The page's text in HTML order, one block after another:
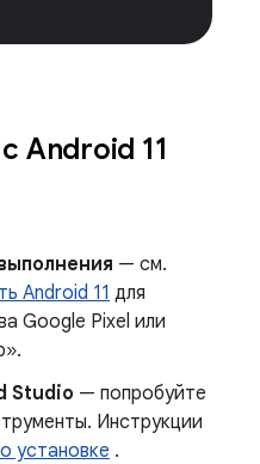
Android 11
— см.
Android 11 для
Google Pixel или
Studio — попробуйте
Инструкции
установке .